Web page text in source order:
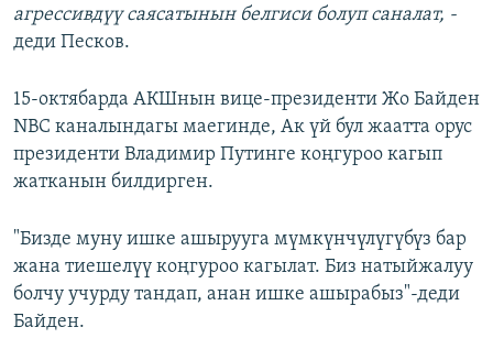
агрессивдүү саясатынын белгиси болуп саналат, -
деди Песков.
15-октябарда АКШнын вице-президенти Жо Байден
NBC каналындагы маегинде, Ак үй бул жаатта орус
президенти Владимир Путинге коңгуроо кагып
жатканын билдирген.
"Бизде муну ишке ашырууга мүмкүнчүлүгүбүз бар
жана тиешелүү коңгуроо кагылат. Биз натыйжалуу
болчу учурду тандап, анан ишке ашырабыз"-деди
Байден.